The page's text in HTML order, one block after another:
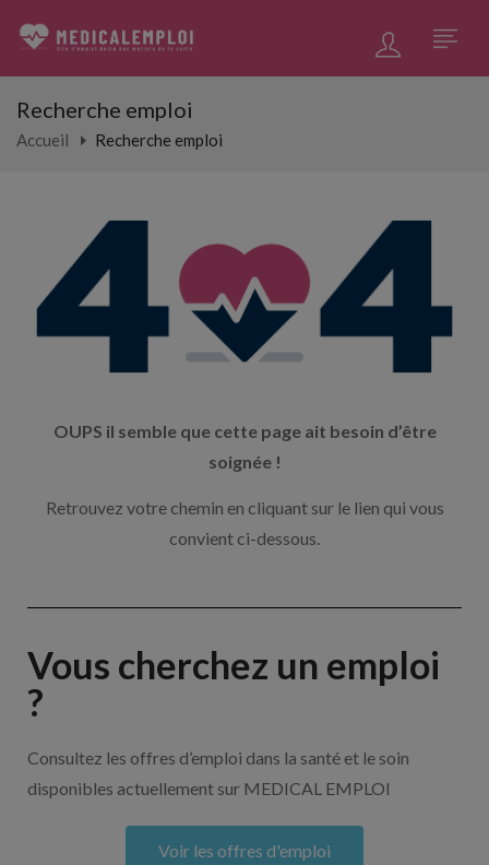
Recherche emploi
Accueil Recherche emploi
OUPS il semble que cette page ait besoin d’être
soignée !
Retrouvez votre chemin en cliquant sur le lien qui vous
convient ci-dessous.
Vous cherchez un emploi
?
Consultez les offres d’emploi dans la santé et le soin
disponibles actuellement sur MEDICAL EMPLOI
Voir les offres d'emploi